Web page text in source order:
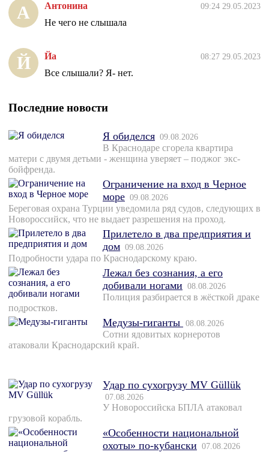
А Антонина 09:24 29.05.2023
Не чего не слышала
Й Йа 08:27 29.05.2023
Все слышали? Я- нет.
Последние новости
Я обиделся 09.08.2026
В Краснодаре сгорела квартира
матери с двумя детьми - женщина уверяет – поджог экс-
бойфренда.
Ограничение на вход в Черное
море 09.08.2026
Береговая охрана Турции уведомила ряд судов, следующих в
Новороссийск, что не выдает разрешения на проход.
Прилетело в два предприятия и
дом 09.08.2026
Подробности удара по Краснодарскому краю.
Лежал без сознания, а его
добивали ногами 08.08.2026
Полиция разбирается в жёсткой драке
подростков.
Медузы-гиганты 08.08.2026
Сотни ядовитых корнеротов
атаковали Краснодарский край.
Удар по сухогрузу MV Güllük
07.08.2026
У Новороссийска БПЛА атаковал
грузовой корабль.
«Особенности национальной
охоты» по-кубански 07.08.2026